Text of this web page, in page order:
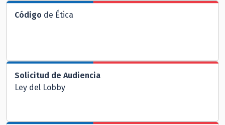
Código de Ética
Solicitud de Audiencia
Ley del Lobby